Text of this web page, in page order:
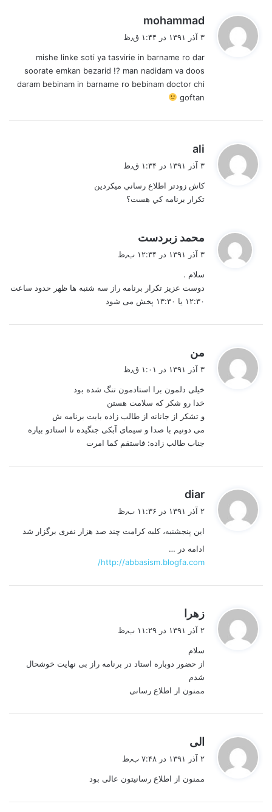
mohammad
:
۳ آذر ۱۳۹۱ در ۱:۴۴ ق٫ظ
mishe linke soti ya tasvirie in barname ro dar
soorate emkan bezarid !? man nadidam va doos
daram bebinam in barname ro bebinam doctor chi
goftan
ali
:
۳ آذر ۱۳۹۱ در ۱:۳۴ ق٫ظ
كاش زودتر اطلاع رساني ميكردين
تكرار برنامه كي هست؟
محمد زبردست
۳ آذر ۱۳۹۱ در ۱۲:۳۴ ب٫ظ
سلام .
دوست عزیز تکرار برنامه راز سه شنبه ها ظهر حدود ساعت
۱۲:۳۰ یا ۱۳:۳۰ پخش می شود
من
:
۳ آذر ۱۳۹۱ در ۱:۰۱ ق٫ظ
خیلی دلمون برا استادمون تنگ شده بود
خدا رو شکر که سلامت هستن
و تشکر از جانانه از طالب زاده بابت برنامه ش
می دونیم با صدا و سیمای آبکی جنگیده تا استادو بیاره
جناب طالب زاده: فاستقم کما امرت
diar
:
۲ آذر ۱۳۹۱ در ۱۱:۳۶ ب٫ظ
این پنجشنبه، کلبه کرامت چند صد هزار نفری برگزار شد
ادامه در …
http://abbasism.blogfa.com/
زهرا
۲ آذر ۱۳۹۱ در ۱۱:۲۹ ب٫ظ
سلام
از حضور دوباره استاد در برنامه راز بی نهایت خوشحال
شدم
ممنون از اطلاع رسانی
الی
:
۲ آذر ۱۳۹۱ در ۷:۴۸ ب٫ظ
ممنون از اطلاع رسانیتون عالی بود